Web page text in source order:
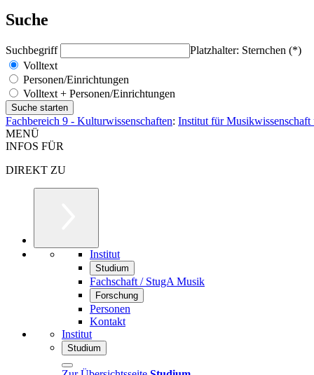
Suche
Suchbegriff
Platzhalter: Sternchen (*)
Volltext
Personen/Einrichtungen
Volltext + Personen/Einrichtungen
Fachbereich 9 - Kulturwissenschaften: Institut für
MENÜ
INFOS FÜR
DIREKT ZU
Institut
Studium
Fachschaft / StugA Musik
Forschung
Personen
Kontakt
Institut
Studium